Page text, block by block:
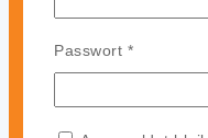
Passwort *